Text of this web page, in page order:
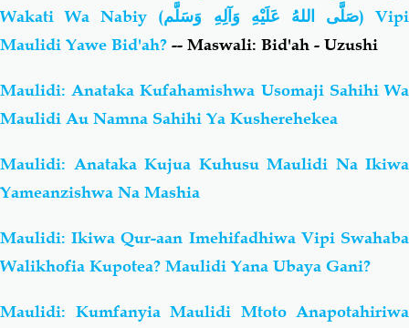
Wakati Wa Nabiy (صَلَّى اللهُ عَلَيْهِ وَآلِهِ وَسَلَّم) Vipi
Maulidi Yawe Bid'ah? -- Maswali: Bid'ah - Uzushi
Maulidi: Anataka Kufahamishwa Usomaji Sahihi Wa
Maulidi Au Namna Sahihi Ya Kusherehekea
Maulidi: Anataka Kujua Kuhusu Maulidi Na Ikiwa
Yameanzishwa Na Mashia
Maulidi: Ikiwa Qur-aan Imehifadhiwa Vipi Swahaba
Walikhofia Kupotea? Maulidi Yana Ubaya Gani?
Maulidi: Kumfanyia Maulidi Mtoto Anapotahiriwa